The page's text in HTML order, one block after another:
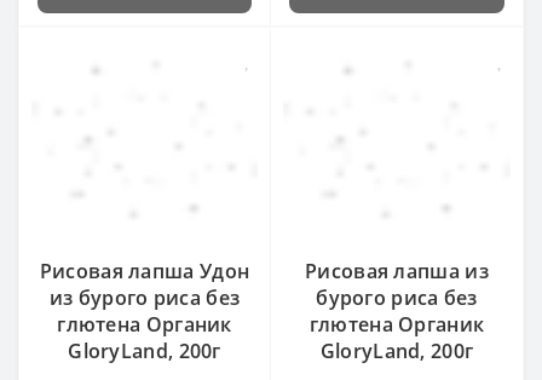
Рисовая лапша Удон
из бурого риса без
глютена Органик
GloryLand, 200г
Рисовая лапша из
бурого риса без
глютена Органик
GloryLand, 200г